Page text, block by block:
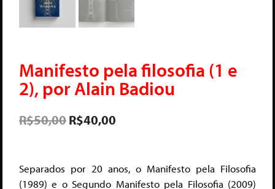
Manifesto pela filosofia (1 e
2), por Alain Badiou
R$50,00R$40,00
Separados por 20 anos, o Manifesto pela Filosofia
(1989) e o Segundo Manifesto pela Filosofia (2009)